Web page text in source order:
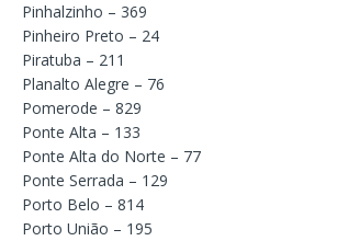
Pinhalzinho – 369
Pinheiro Preto – 24
Piratuba – 211
Planalto Alegre – 76
Pomerode – 829
Ponte Alta – 133
Ponte Alta do Norte – 77
Ponte Serrada – 129
Porto Belo – 814
Porto União – 195